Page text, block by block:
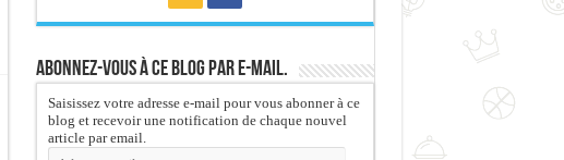
Abonnez-vous à ce blog par e-mail.
Saisissez votre adresse e-mail pour vous abonner à ce
blog et recevoir une notification de chaque nouvel
article par email.
Adresse